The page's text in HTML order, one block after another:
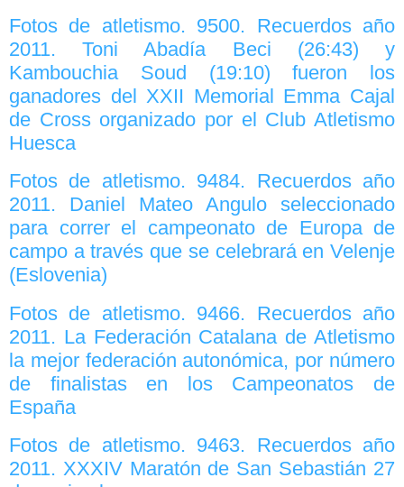
Fotos de atletismo. 9500. Recuerdos año
2011. Toni Abadía Beci (26:43) y
Kambouchia Soud (19:10) fueron los
ganadores del XXII Memorial Emma Cajal
de Cross organizado por el Club Atletismo
Huesca
Fotos de atletismo. 9484. Recuerdos año
2011. Daniel Mateo Angulo seleccionado
para correr el campeonato de Europa de
campo a través que se celebrará en Velenje
(Eslovenia)
Fotos de atletismo. 9466. Recuerdos año
2011. La Federación Catalana de Atletismo
la mejor federación autonómica, por número
de finalistas en los Campeonatos de
España
Fotos de atletismo. 9463. Recuerdos año
2011. XXXIV Maratón de San Sebastián 27